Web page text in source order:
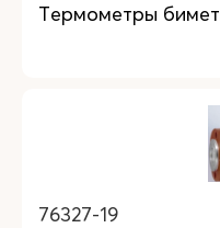
Термометры
76327-19